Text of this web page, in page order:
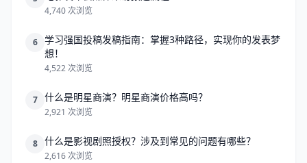
4,740 次浏览
6
学习强国投稿发稿指南：掌握3种路径，实现你的发表梦
想！
4,522 次浏览
7 什么是明星商演？明星商演价格高吗？
2,921 次浏览
8 什么是影视剧照授权？涉及到常见的问题有哪些？
2,616 次浏览